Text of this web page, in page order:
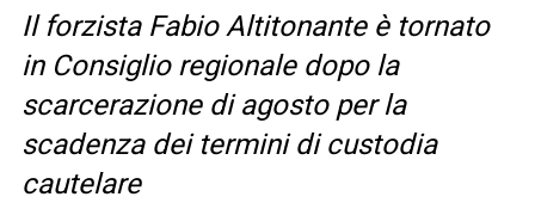
Il forzista Fabio Altitonante è tornato
in Consiglio regionale dopo la
scarcerazione di agosto per la
scadenza dei termini di custodia
cautelare